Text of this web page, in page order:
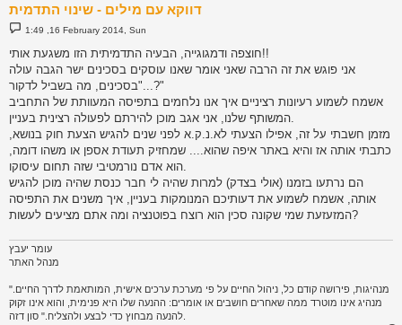
דווקא עם מילים - שינוי התדמית
P
o
t
1:49 ,16 February 2014, Sun
חוצפה ודמגוגייה, הבעיה התדמיתית הזו משגעת אותי!!
אני פוגש את זה הרבה שאני אומר שאנו עוסקים בסכינים ישר הגבה עולה
"בסכינים, מה בשביל לדקור...?"
אשמח לשמוע רעיונות רציניים איך אנו נלחמים בתפיסה המעוותת של התחביב
המשותף שלנו, אני אגב מוכן להירתם לפעולה רצינית בעניין.
מזמן חשבתי על זה, אפילו הצעתי לא.נ.ק.א לפני שנים להגיש הצעת חוק בנושא,
כתבתי אותה אז והיא באתר איפה שהוא.... שמחזיק תעודת אספן או משהו דומה,
הוא אדם נורמטיבי שזה תחום עיסוקו.
הם נרתעו בזמנו (אולי בצדק) למרות שהיה לי חבר כנסת שהיה מוכן להגיש
אותה, אשמח לשמוע את דעותיכם המנומקות בעניין, איך משנים את התפיסה
המזעזעת שמי שקונה סכין הוא רוצח בפוטנציה ומה אתם מציעים לעשות?
עומר יעבץ
מנהל האתר
"מנהיגות, פירושה קודם כל, ניהול החיים על פי מערכת ערכים אישית, המותאמת לדרך החיים.
מנהיג אינו מוטרד ממה שאחרים חושבים או אומרים: ההנעה שלו היא פנימית, והוא אינו זקוק